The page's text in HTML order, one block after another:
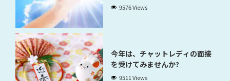
9576 Views
今年は、チャットレディの面接
を受けてみませんか?
9511 Views